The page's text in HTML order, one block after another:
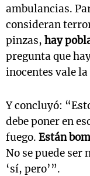
ambulancias.
consideran
pinzas, hay
pregunta que
inocentes vale
Y concluyó:
debe poner en
fuego. Están
No se puede ser
‘sí, pero’”.